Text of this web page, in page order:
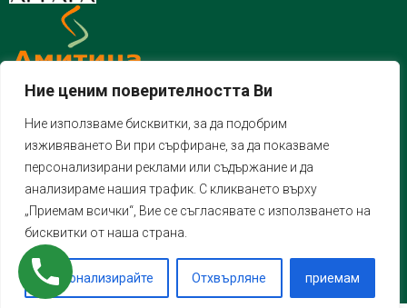
Ние ценим поверителността Ви
Ние използваме бисквитки, за да подобрим
изживяването Ви при сърфиране, за да показваме
персонализирани реклами или съдържание и да
анализираме нашия трафик. С кликването върху
„Приемам всички“, Вие се съгласявате с използването на
бисквитки от наша страна.
Персонализирайте Отхвърляне приемам